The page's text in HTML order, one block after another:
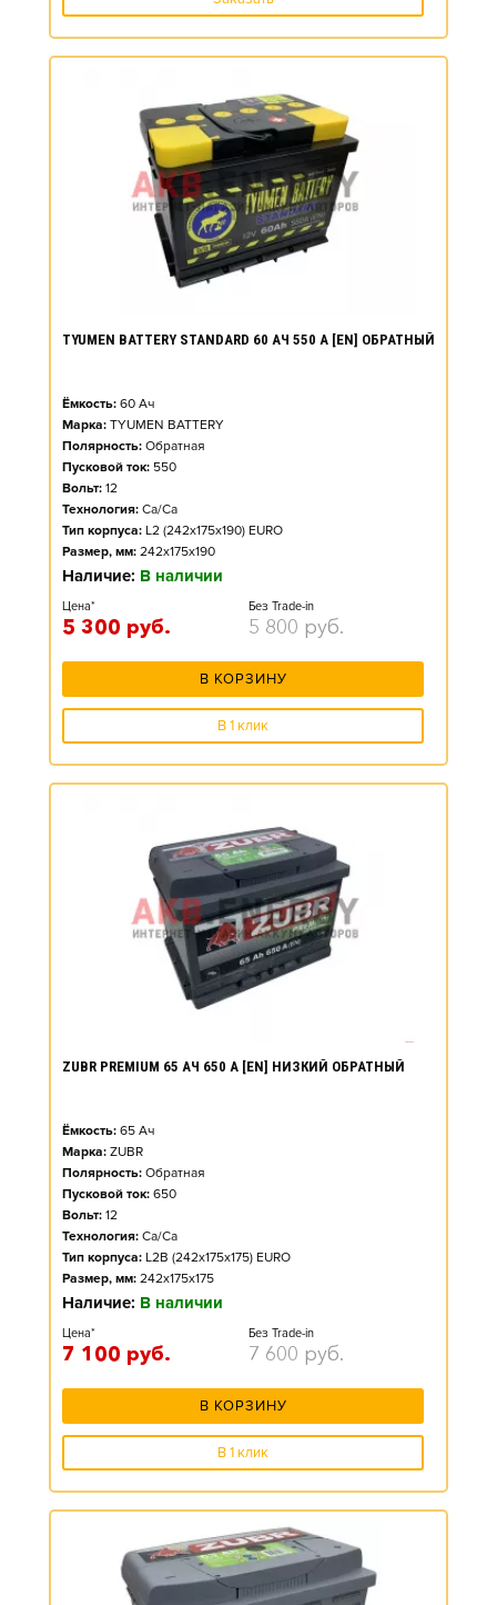
TYUMEN BATTERY STANDARD 60 АЧ 550 А [EN] ОБРАТНЫЙ
Ёмкость: 60 Ач
Марка: TYUMEN BATTERY
Полярность: Обратная
Пусковой ток: 550
Вольт: 12
Технология: Ca/Ca
Тип корпуса: L2 (242x175x190) EURO
Размер, мм: 242x175x190
Наличие: В наличии
Цена*
5 300 руб.
Без Trade-in
5 800 руб.
В КОРЗИНУ
В 1 клик
ZUBR PREMIUM 65 АЧ 650 А [EN] НИЗКИЙ ОБРАТНЫЙ
Ёмкость: 65 Ач
Марка: ZUBR
Полярность: Обратная
Пусковой ток: 650
Вольт: 12
Технология: Ca/Ca
Тип корпуса: L2B (242x175x175) EURO
Размер, мм: 242x175x175
Наличие: В наличии
Цена*
7 100 руб.
Без Trade-in
7 600 руб.
В КОРЗИНУ
В 1 клик